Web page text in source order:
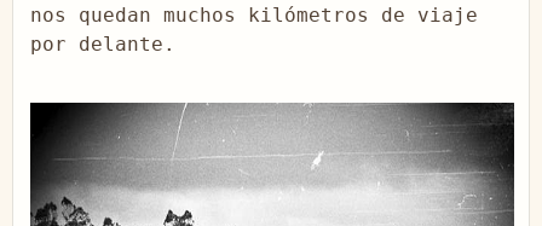
nos quedan muchos kilómetros de viaje
por delante.